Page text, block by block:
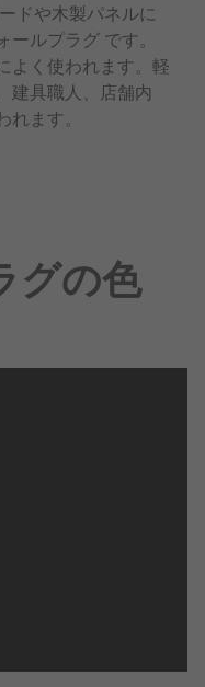
ドや木製パネルに
ルプラグ です。
よく使われます。軽
建具職人、店舗内
ます。
グの色